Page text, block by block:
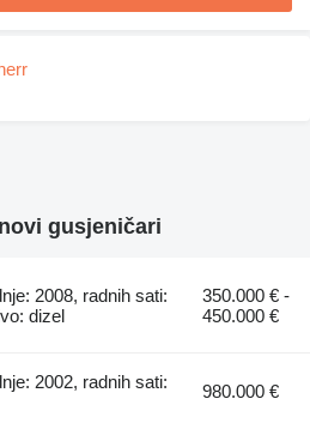
gusjeničari
2008, radnih sati:
dizel
350.000 € -
450.000 €
2002, radnih sati:
980.000 €